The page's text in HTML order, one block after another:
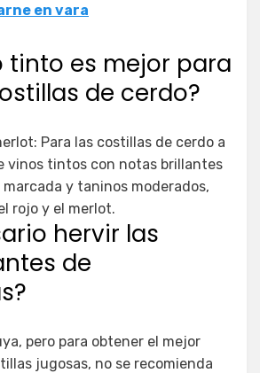
en vara
tinto es mejor para
de cerdo?
Para las costillas de cerdo a
vinos tintos con notas brillantes
y taninos moderados,
rojo y el merlot.
hervir las
de
pero para obtener el mejor
jugosas, no se recomienda